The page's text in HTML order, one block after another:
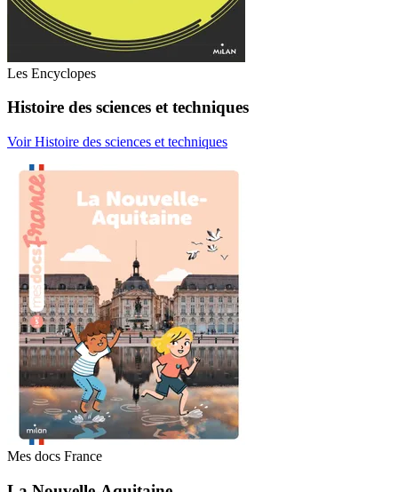
Les Encyclopes
Histoire des sciences et techniques
Voir Histoire des sciences et techniques
Mes docs France